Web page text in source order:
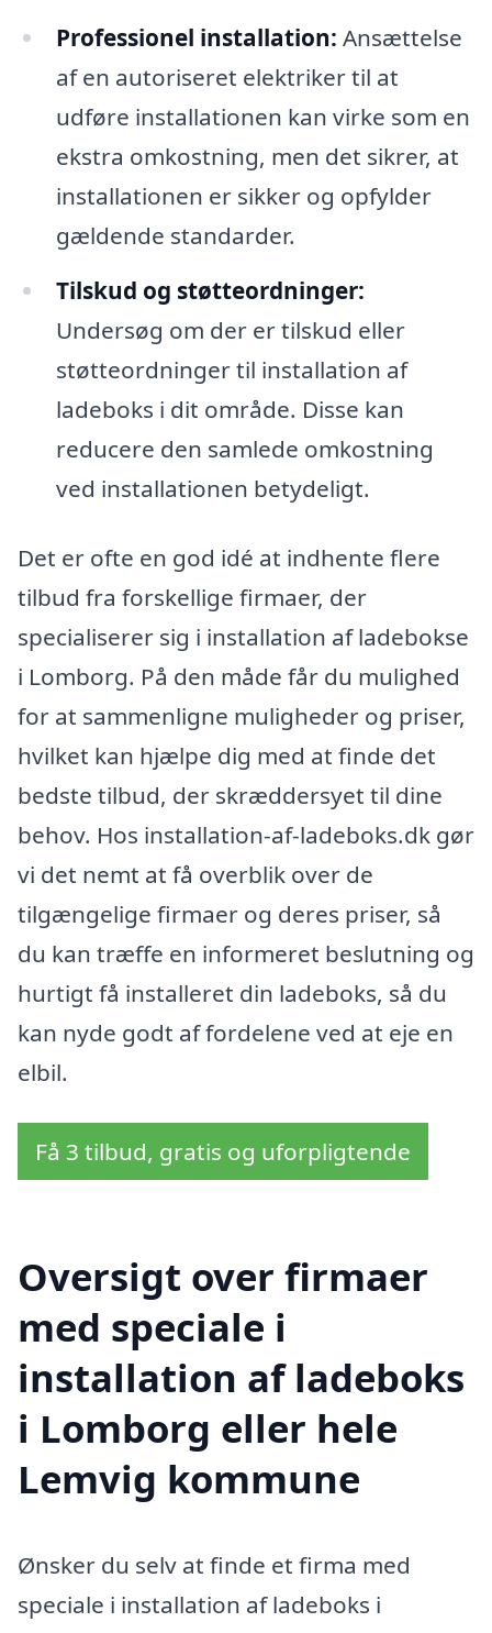
Professionel installation: Ansættelse
af en autoriseret elektriker til at
udføre installationen kan virke som en
ekstra omkostning, men det sikrer, at
installationen er sikker og opfylder
gældende standarder.
Tilskud og støtteordninger:
Undersøg om der er tilskud eller
støtteordninger til installation af
ladeboks i dit område. Disse kan
reducere den samlede omkostning
ved installationen betydeligt.
Det er ofte en god idé at indhente flere
tilbud fra forskellige firmaer, der
specialiserer sig i installation af ladebokse
i Lomborg. På den måde får du mulighed
for at sammenligne muligheder og priser,
hvilket kan hjælpe dig med at finde det
bedste tilbud, der skræddersyet til dine
behov. Hos installation-af-ladeboks.dk gør
vi det nemt at få overblik over de
tilgængelige firmaer og deres priser, så
du kan træffe en informeret beslutning og
hurtigt få installeret din ladeboks, så du
kan nyde godt af fordelene ved at eje en
elbil.
Få 3 tilbud, gratis og uforpligtende
Oversigt over firmaer
med speciale i
installation af ladeboks
i Lomborg eller hele
Lemvig kommune
Ønsker du selv at finde et firma med
speciale i installation af ladeboks i